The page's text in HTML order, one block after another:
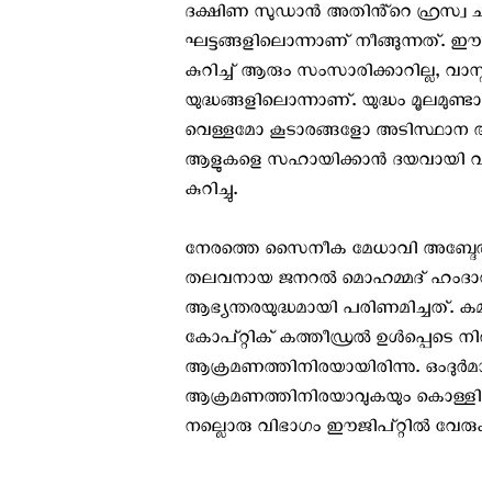
ദക്ഷിണ സുഡാൻ അതിൻ്റെ ഹ്രസ്വ
ഘട്ടങ്ങളിലൊന്നാണ് നീങ്ങുന്നത്.
കുറിച്ച് ആരും സംസാരിക്കാറില്ല,
യുദ്ധങ്ങളിലൊന്നാണ്. യുദ്ധം
വെള്ളമോ കൂടാരങ്ങളോ അടിസ്ഥാന
ആളുകളെ സഹായിക്കാൻ ദയവായി
കുറിച്ചു.
നേരത്തെ സൈനീക മേധാവി
തലവനായ ജനറല്‍ മൊഹമ്മദ്‌
ആഭ്യന്തരയുദ്ധമായി പരിണമിച്ചത്.
കോപ്റ്റിക് കത്തീഡ്രല്‍ ഉള്‍പ്പെടെ
ആക്രമണത്തിനിരയായിരിന്നു.
ആക്രമണത്തിനിരയാവുകയും
നല്ലൊരു വിഭാഗം ഈജിപ്റ്റില്‍